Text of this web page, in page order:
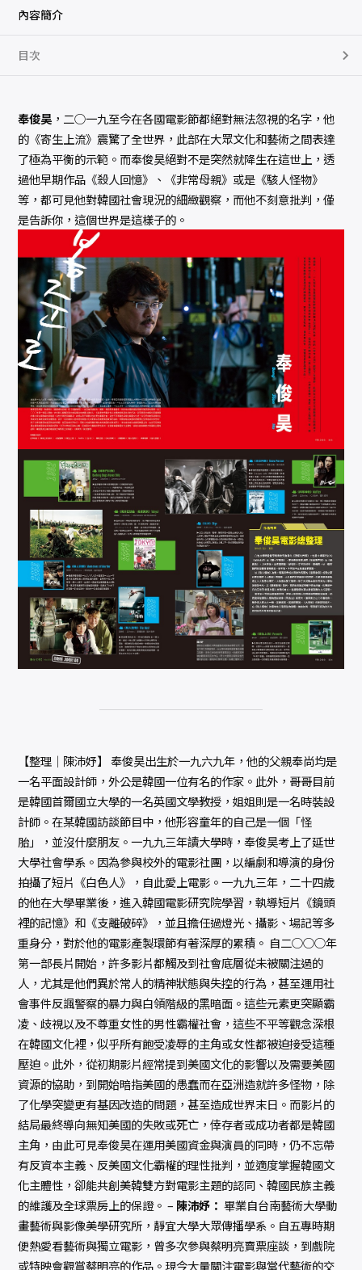
內容簡介
目次
奉俊昊 ，二○一九至今在各國電影節都絕對無法忽視的名字，他
的《寄生上流》震驚了全世界，此部在大眾文化和藝術之間表達
了極為平衡的示範。而奉俊昊絕對不是突然就降生在這世上，透
過他早期作品《殺人回憶》、《非常母親》或是《駭人怪物》
等，都可見他對韓國社會現況的細緻觀察，而他不刻意批判，僅
是告訴你，這個世界是這樣子的。
【整理│陳沛妤】 奉俊昊出生於一九六九年，他的父親奉尚均是
一名平面設計師，外公是韓國一位有名的作家。此外，哥哥目前
是韓國首爾國立大學的一名英國文學教授，姐姐則是一名時裝設
計師。在某韓國訪談節目中，他形容童年的自己是一個「怪
胎」，並沒什麼朋友。一九九三年讀大學時，奉俊昊考上了延世
大學社會學系。因為參與校外的電影社團，以編劇和導演的身份
拍攝了短片《白色人》，自此愛上電影。一九九三年，二十四歲
的他在大學畢業後，進入韓國電影研究院學習，執導短片《鏡頭
裡的記憶》和《支離破碎》，並且擔任過燈光、攝影、場記等多
重身分，對於他的電影產製環節有著深厚的累積。 自二○○○年
第一部長片開始，許多影片都觸及到社會底層從未被關注過的
人，尤其是他們異於常人的精神狀態與失控的行為，甚至運用社
會事件反諷警察的暴力與白領階級的黑暗面。這些元素更突顯霸
凌、歧視以及不尊重女性的男性霸權社會，這些不平等觀念深根
在韓國文化裡，似乎所有飽受凌辱的主角或女性都被迫接受這種
壓迫。此外，從初期影片經常提到美國文化的影響以及需要美國
資源的協助，到開始暗指美國的愚蠢而在亞洲造就許多怪物，除
了化學突變更有基因改造的問題，甚至造成世界末日。而影片的
結局最終導向無知美國的失敗或死亡，倖存者或成功者都是韓國
主角，由此可見奉俊昊在運用美國資金與演員的同時，仍不忘帶
有反資本主義、反美國文化霸權的理性批判，並適度掌握韓國文
化主體性，卻能共創美韓雙方對電影主題的認同、韓國民族主義
的維護及全球票房上的保證。 – 陳沛妤： 畢業自台南藝術大學動
畫藝術與影像美學研究所，靜宜大學大眾傳播學系。自五專時期
便熱愛看藝術與獨立電影，曾多次參與蔡明亮賣票座談，到戲院
或特映會觀賞蔡明亮的作品。現今大量關注電影與當代藝術的交